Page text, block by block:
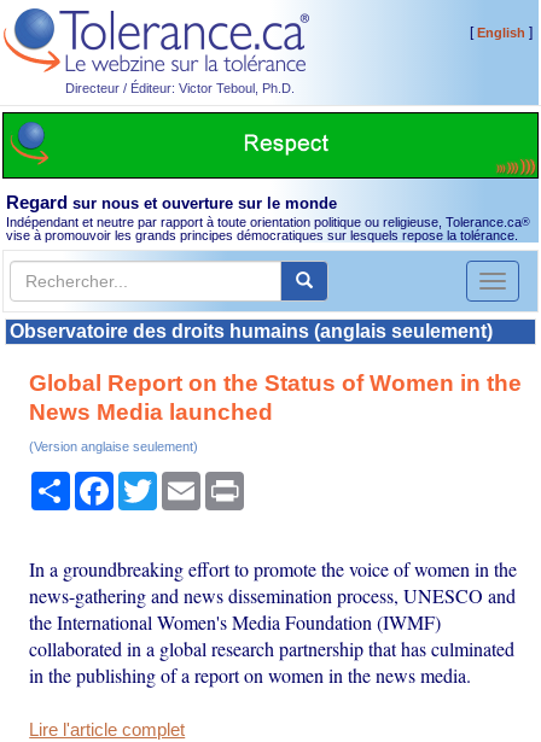
Directeur / Éditeur: Victor Teboul, Ph.D.
[English ]
Regard sur nous et ouverture sur le monde
Indépendant et neutre par rapport à toute orientation politique ou religieuse, Tolerance.ca®
vise à promouvoir les grands principes démocratiques sur lesquels repose la tolérance.
Toggle
Observatoire des droits humains (anglais seulement)
Global Report on the Status of Women in the
News Media launched
(Version anglaise seulement)
PartagerFacebook
TwitterEmail
In a groundbreaking effort to promote the voice of women in the
news-gathering and news dissemination process, UNESCO and
the International Women's Media Foundation (IWMF)
collaborated in a global research partnership that has culminated
in the publishing of a report on women in the news media.
Lire l'article complet